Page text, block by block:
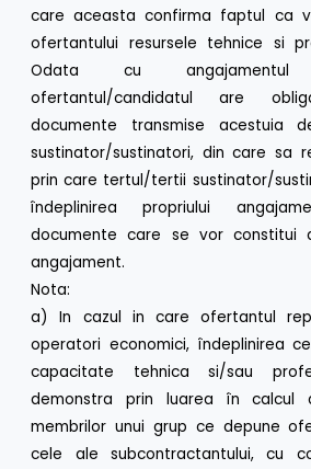
care aceasta confirma faptul ca
ofertantului resursele tehnice si
Odata cu
ofertantul/candidatul are
documente transmise acestuia
sustinator/sustinatori, din care sa
prin care tertul/tertii sustinator/
îndeplinirea propriului
documente care se vor constitui
angajament.
Nota:
a) In cazul in care ofertantul
operatori economici, îndeplinirea
capacitate tehnica si/sau
demonstra prin luarea în calcul
membrilor unui grup ce depune
cele ale subcontractantului, cu